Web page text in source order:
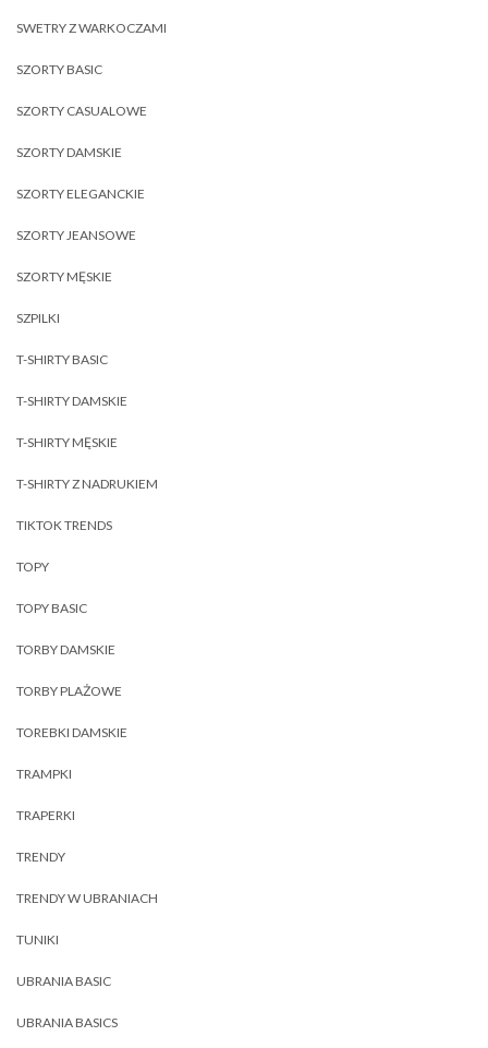
SWETRY Z WARKOCZAMI
SZORTY BASIC
SZORTY CASUALOWE
SZORTY DAMSKIE
SZORTY ELEGANCKIE
SZORTY JEANSOWE
SZORTY MĘSKIE
SZPILKI
T-SHIRTY BASIC
T-SHIRTY DAMSKIE
T-SHIRTY MĘSKIE
T-SHIRTY Z NADRUKIEM
TIKTOK TRENDS
TOPY
TOPY BASIC
TORBY DAMSKIE
TORBY PLAŻOWE
TOREBKI DAMSKIE
TRAMPKI
TRAPERKI
TRENDY
TRENDY W UBRANIACH
TUNIKI
UBRANIA BASIC
UBRANIA BASICS